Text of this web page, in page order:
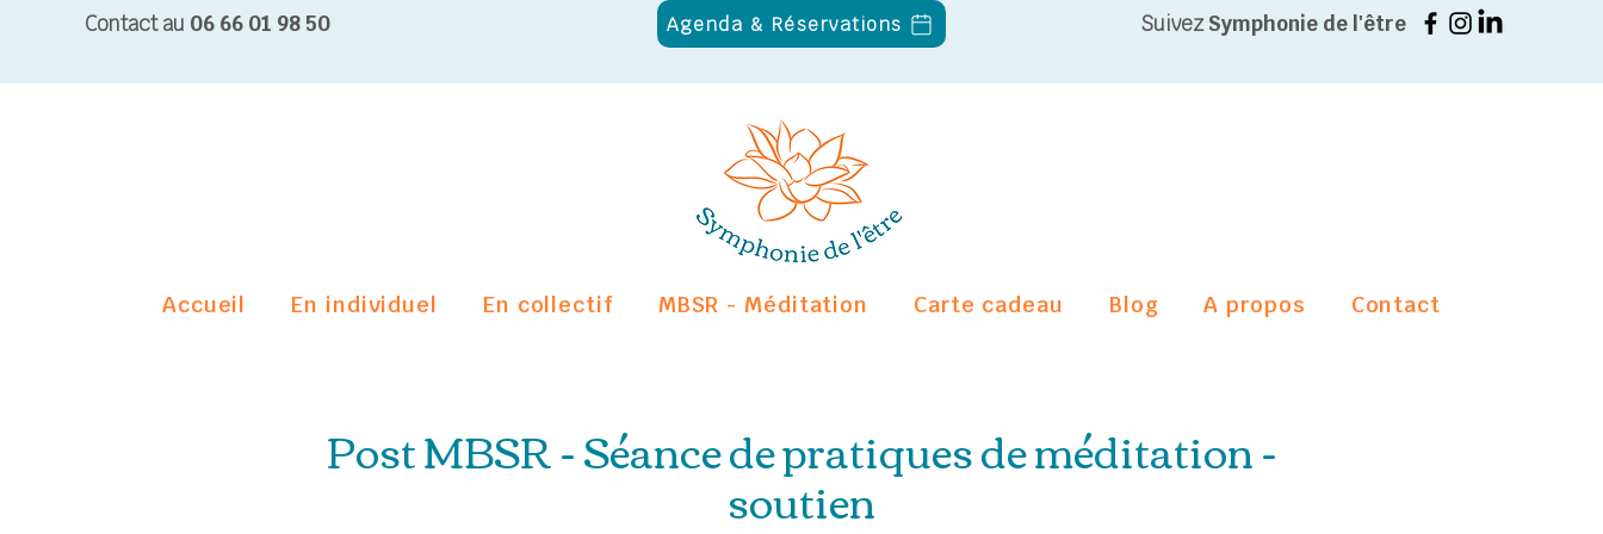
Agenda & Réservations
Contact au 06 66 01 98 50 SuivezSymphonie de l'être
Accueil En individuel En collectif MBSR - Méditation Carte cadeau Blog A propos Contact
Post MBSR - Séance de pratiques de méditation -
soutien